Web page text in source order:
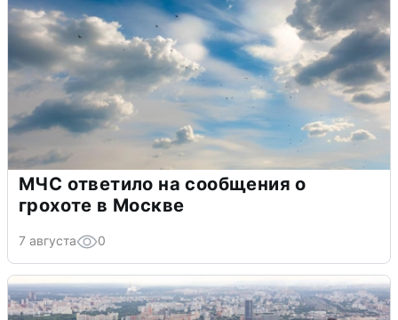
МЧС ответило на сообщения о
грохоте в Москве
7 августа 0